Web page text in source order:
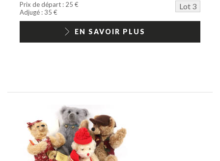
Prix de départ : 25 €
Lot 3
Adjugé : 35 €
EN SAVOIR PLUS